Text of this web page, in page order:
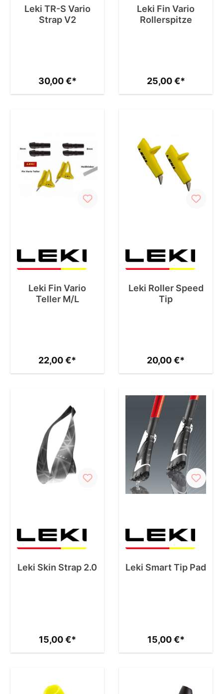
Leki TR-S Vario
Strap V2
30,00 €*
Leki Fin Vario
Rollerspitze
25,00 €*
Leki Fin Vario
Teller M/L
22,00 €*
Leki Roller Speed
Tip
20,00 €*
Leki Skin Strap 2.0
15,00 €*
Leki Smart Tip Pad
15,00 €*